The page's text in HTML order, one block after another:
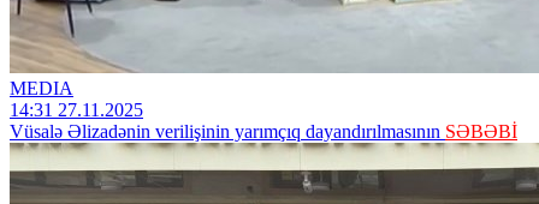
MEDIA
14:31 27.11.2025
Vüsalə Əlizadənin verilişinin yarımçıq dayandırılmasının SƏBƏBİ